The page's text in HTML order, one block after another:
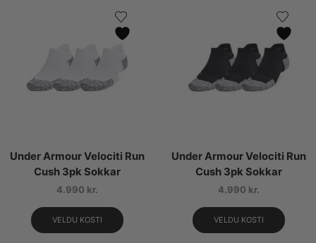
Under Armour Velociti Run
Cush 3pk Sokkar
4.990 kr.
VELDU KOSTI
Under Armour Velociti Run
Cush 3pk Sokkar
4.990 kr.
VELDU KOSTI